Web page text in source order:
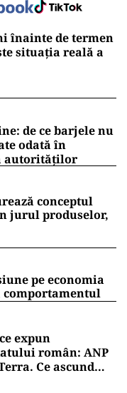
înainte de termen
situația reală a
de ce barjele nu
odată în
autorităților
conceptul
jurul produselor,
pe economia
comportamentul
expun
român: ANP
Ce ascund